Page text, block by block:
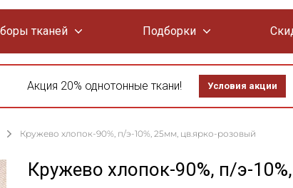
тканей Подборки
Акция 20% однотонные ткани! Условия акции
Кружево хлопок-90%, п/э-10%, 25мм, цв.ярко-розовый
Кружево хлопок-90%, п/э-